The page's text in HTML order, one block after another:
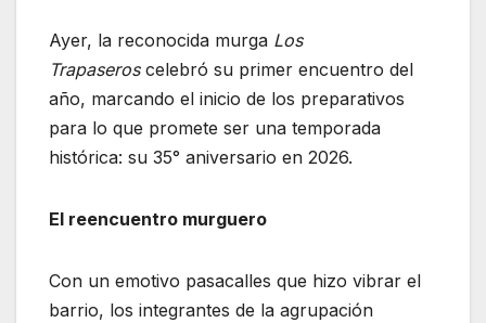
Ayer, la reconocida murga Los
Trapaseroscelebró su primer encuentro del
año, marcando el inicio de los preparativos
para lo que promete ser una temporada
histórica: su 35° aniversario en 2026.
El reencuentro murguero
Con un emotivo pasacalles que hizo vibrar el
barrio, los integrantes de la agrupación